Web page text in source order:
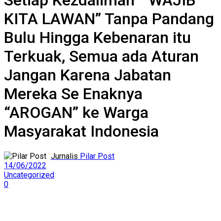
KITA LAWAN” Tanpa Pandang
Bulu Hingga Kebenaran itu
Terkuak, Semua ada Aturan
Jangan Karena Jabatan
Mereka Se Enaknya
“AROGAN” ke Warga
Masyarakat Indonesia
Pilar Post
14/06/2022
Uncategorized
0